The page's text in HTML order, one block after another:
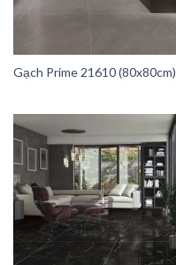
Gạch Prime 21610 (80x80cm)